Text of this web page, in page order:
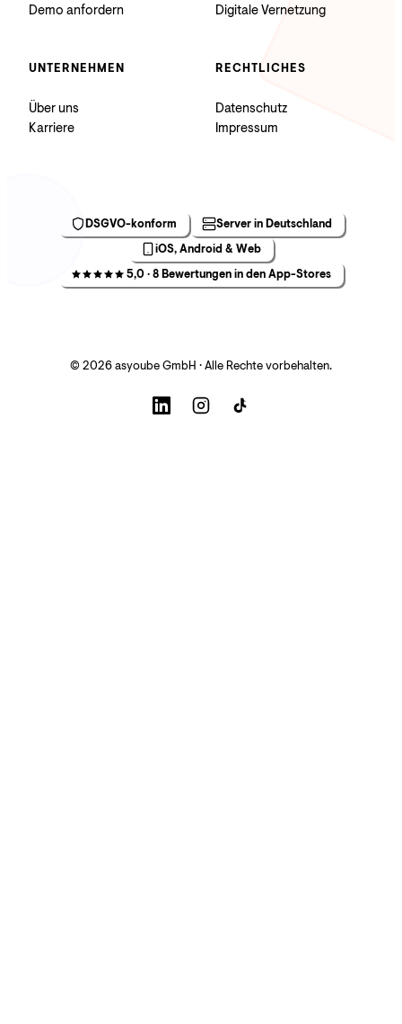
Demo anfordern
Digitale Vernetzung
UNTERNEHMEN
Über uns
Karriere
RECHTLICHES
Datenschutz
Impressum
DSGVO-konform
Server in Deutschland
iOS, Android & Web
5,0 · 8 Bewertungen in den App-Stores
© 2026 asyoube GmbH · Alle Rechte vorbehalten.